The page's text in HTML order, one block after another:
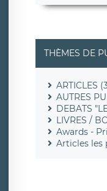
THÈMES DE
ARTICLES
AUTRES
DEBATS
LIVRES /
Awards -
Articles les